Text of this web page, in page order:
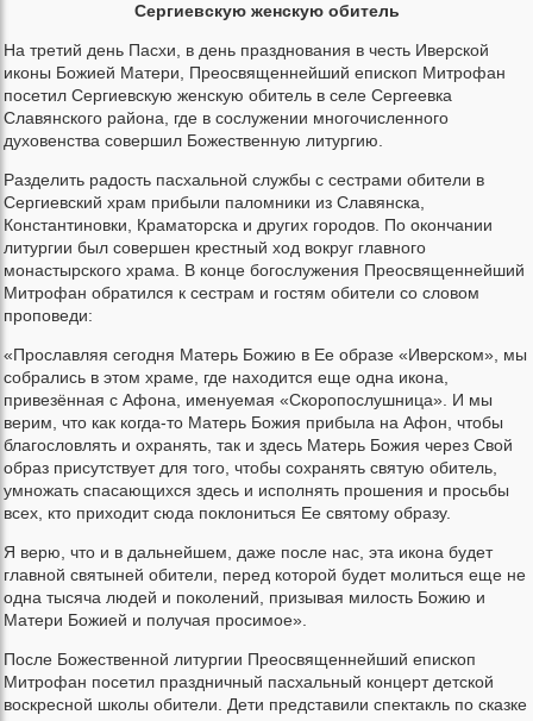
Сергиевскую женскую обитель
На третий день Пасхи, в день празднования в честь Иверской
иконы Божией Матери, Преосвященнейший епископ Митрофан
посетил Сергиевскую женскую обитель в селе Сергеевка
Славянского района, где в сослужении многочисленного
духовенства совершил Божественную литургию.
Разделить радость пасхальной службы с сестрами обители в
Сергиевский храм прибыли паломники из Славянска,
Константиновки, Краматорска и других городов. По окончании
литургии был совершен крестный ход вокруг главного
монастырского храма. В конце богослужения Преосвященнейший
Митрофан обратился к сестрам и гостям обители со словом
проповеди:
«Прославляя сегодня Матерь Божию в Ее образе «Иверском», мы
собрались в этом храме, где находится еще одна икона,
привезённая с Афона, именуемая «Скоропослушница». И мы
верим, что как когда-то Матерь Божия прибыла на Афон, чтобы
благословлять и охранять, так и здесь Матерь Божия через Свой
образ присутствует для того, чтобы сохранять святую обитель,
умножать спасающихся здесь и исполнять прошения и просьбы
всех, кто приходит сюда поклониться Ее святому образу.
Я верю, что и в дальнейшем, даже после нас, эта икона будет
главной святыней обители, перед которой будет молиться еще не
одна тысяча людей и поколений, призывая милость Божию и
Матери Божией и получая просимое».
После Божественной литургии Преосвященнейший епископ
Митрофан посетил праздничный пасхальный концерт детской
воскресной школы обители. Дети представили спектакль по сказке